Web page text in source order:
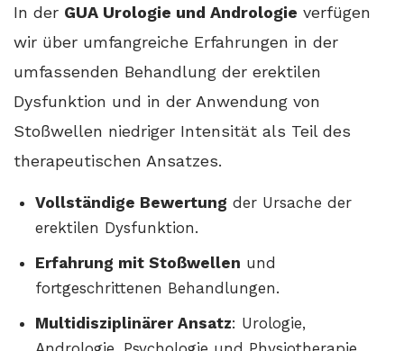
In der GUA Urologie und Andrologie verfügen
wir über umfangreiche Erfahrungen in der
umfassenden Behandlung der erektilen
Dysfunktion und in der Anwendung von
Stoßwellen niedriger Intensität als Teil des
therapeutischen Ansatzes.
Vollständige Bewertung der Ursache der
erektilen Dysfunktion.
Erfahrung mit Stoßwellen und
fortgeschrittenen Behandlungen.
Multidisziplinärer Ansatz: Urologie,